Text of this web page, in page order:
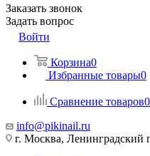
Заказать звонок
Задать вопрос
Войти
Корзина0
Избранные товары0
Сравнение товаров0
info@pikinail.ru
г. Москва, Ленинградский